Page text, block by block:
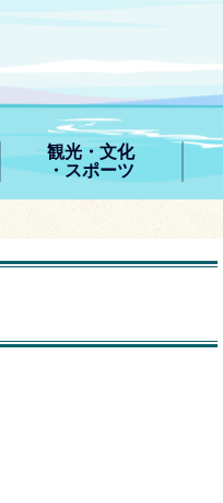
観光・文化
・スポーツ